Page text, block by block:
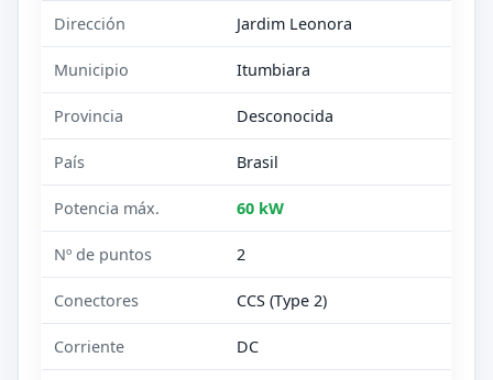
Dirección Jardim Leonora
Municipio Itumbiara
Provincia Desconocida
País Brasil
Potencia máx. 60 kW
Nº de puntos 2
Conectores CCS (Type 2)
Corriente DC